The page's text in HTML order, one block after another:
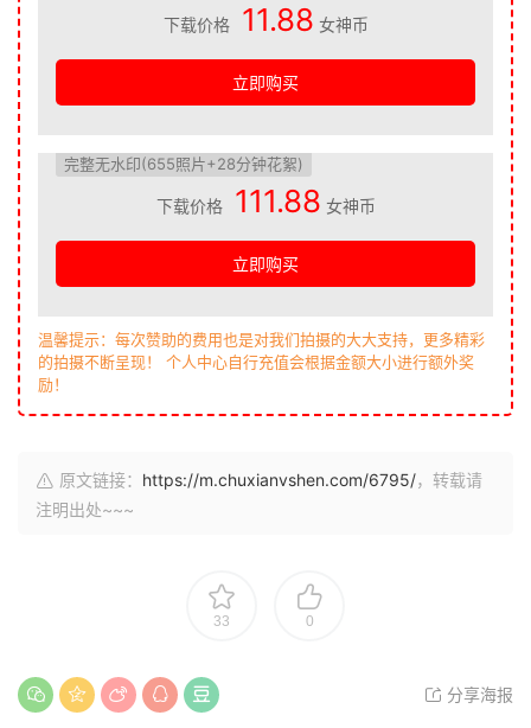
下载价格 11.88 女神币
立即购买
完整无水印(655照片+28分钟花絮)
下载价格 111.88 女神币
立即购买
温馨提示：每次赞助的费用也是对我们拍摄的大大支持，更多精彩
的拍摄不断呈现！ 个人中心自行充值会根据金额大小进行额外奖
励！
原文链接： https://m.chuxianvshen.com/6795/，转载请
注明出处~~~
33 0
分享海报